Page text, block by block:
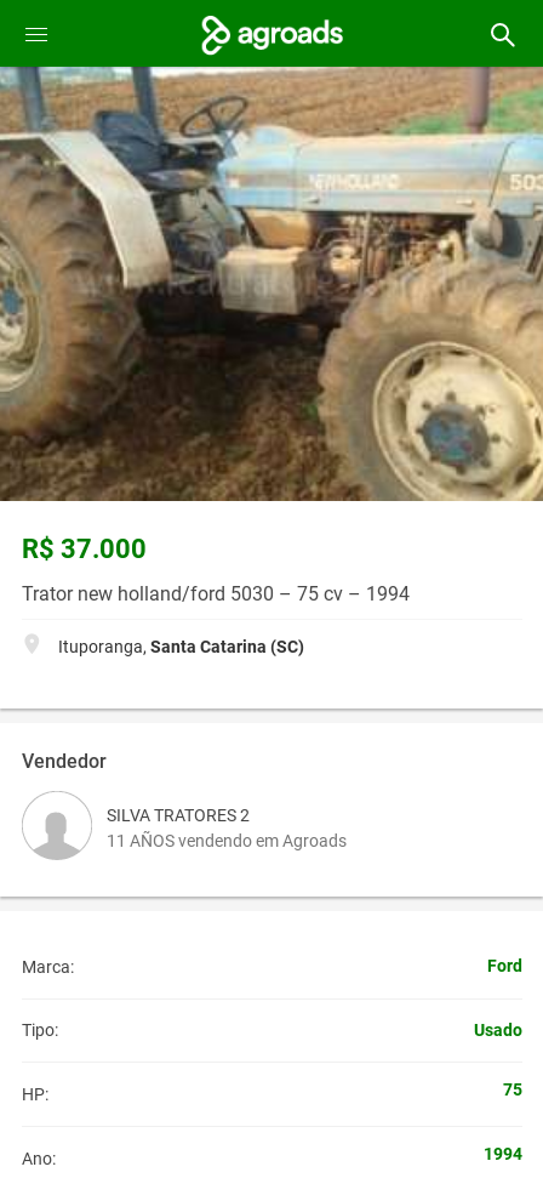
R$ 37.000
Trator new holland/ford 5030 – 75 cv – 1994
Ituporanga, Santa Catarina (SC)
Vendedor
SILVA TRATORES 2
11 AÑOS vendendo em Agroads
Marca: Ford
Tipo: Usado
HP: 75
Ano: 1994